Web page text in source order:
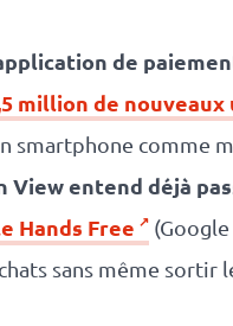
de
million de
comme
View entend déjà
Hands Free
sans même